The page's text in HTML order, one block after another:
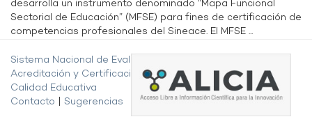
desarrolla un instrumento denominado “Mapa Funcional
Sectorial de Educación” (MFSE) para fines de certificación de
competencias profesionales del Sineace. El MFSE ...
Sistema Nacional de Evaluación,
Acreditación y Certificación de la
Calidad Educativa
Contacto
Sugerencias